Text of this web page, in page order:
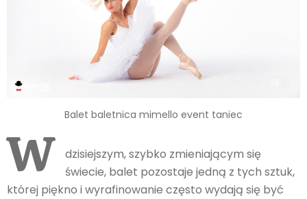
Balet baletnica mimello event taniec
W
dzisiejszym, szybko zmieniającym się
świecie, balet pozostaje jedną z tych sztuk,
której piękno i wyrafinowanie często wydają się być